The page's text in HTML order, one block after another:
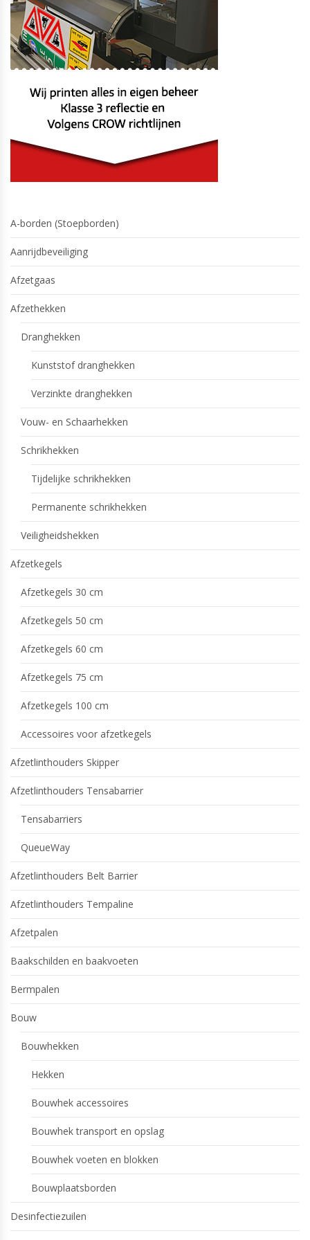
A-borden (Stoepborden)
Aanrijdbeveiliging
Afzetgaas
Afzethekken
Dranghekken
Kunststof dranghekken
Verzinkte dranghekken
Vouw- en Schaarhekken
Schrikhekken
Tijdelijke schrikhekken
Permanente schrikhekken
Veiligheidshekken
Afzetkegels
Afzetkegels 30 cm
Afzetkegels 50 cm
Afzetkegels 60 cm
Afzetkegels 75 cm
Afzetkegels 100 cm
Accessoires voor afzetkegels
Afzetlinthouders Skipper
Afzetlinthouders Tensabarrier
Tensabarriers
QueueWay
Afzetlinthouders Belt Barrier
Afzetlinthouders Tempaline
Afzetpalen
Baakschilden en baakvoeten
Bermpalen
Bouw
Bouwhekken
Hekken
Bouwhek accessoires
Bouwhek transport en opslag
Bouwhek voeten en blokken
Bouwplaatsborden
Desinfectiezuilen